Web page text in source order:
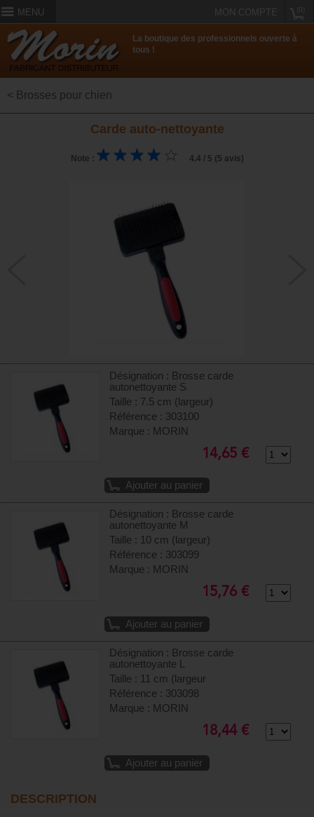
MENU MON COMPTE
La boutique des professionnels ouverte à
tous !
< Brosses pour chien
Carde auto-nettoyante
Note : 4.4 / 5 (5 avis)
Désignation : Brosse carde
autonettoyante S
Taille : 7.5 cm (largeur)
Référence : 303100
Marque : MORIN
14,65 €
Ajouter au panier
Désignation : Brosse carde
autonettoyante M
Taille : 10 cm (largeur)
Référence : 303099
Marque : MORIN
15,76 €
Ajouter au panier
Désignation : Brosse carde
autonettoyante L
Taille : 11 cm (largeur
Référence : 303098
Marque : MORIN
18,44 €
Ajouter au panier
DESCRIPTION